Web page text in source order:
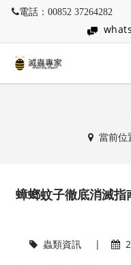
電話：00852 37264282
當前位
蟑螂蚊子徹底消滅
蟲類資訊|